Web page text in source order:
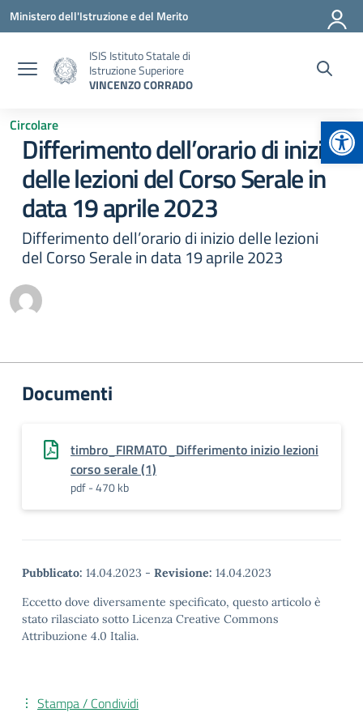
Vai ai contenuti
Vai al menu di navigazione
Vai al footer
Ministero dell'Istruzione e del Merito
ISIS Istituto Statale di
Istruzione Superiore
VINCENZO CORRADO
Circolare
Differimento dell’orario di inizio
delle lezioni del Corso Serale in
data 19 aprile 2023
Differimento dell’orario di inizio delle lezioni
del Corso Serale in data 19 aprile 2023
Documenti
timbro_FIRMATO_Differimento inizio lezioni
corso serale (1)
pdf - 470 kb
Pubblicato: 14.04.2023 - Revisione: 14.04.2023
Eccetto dove diversamente specificato, questo articolo è
stato rilasciato sotto Licenza Creative Commons
Attribuzione 4.0 Italia.
Stampa / Condividi